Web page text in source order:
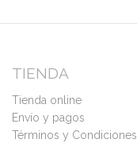
TIENDA
Tienda online
Envío y pagos
Términos y Condiciones